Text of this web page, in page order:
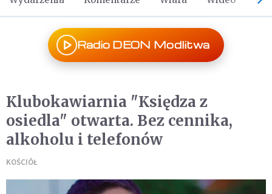
Radio DEON Modlitwa
Klubokawiarnia "Księdza z
osiedla" otwarta. Bez cennika,
alkoholu i telefonów
KOŚCIÓŁ